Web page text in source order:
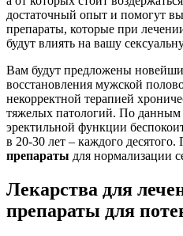
достаточный опыт и помогут
препараты, которые при
будут влиять на вашу
Вам будут предложены
восстановления мужской
некорректной терапией
тяжелых патологий. По
эректильной функции
в 20-30 лет – каждого
препараты для нормализации
Лекарства для
препараты для